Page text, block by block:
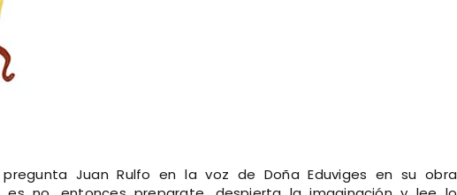
Juan Rulfo en la voz de Doña Eduviges en su obra